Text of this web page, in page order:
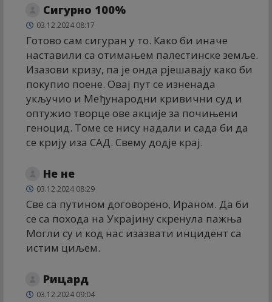
Сигурно 100%
03.12.2024 08:17
Готово сам сигуран у то. Како би иначе
наставили са отимањем палестинске земље.
Изазови кризу, па је онда рјешавају како би
покупио поене. Овај пут се изненада
укључио и Међународни кривични суд и
оптужио творце ове акције за почињени
геноцид. Томе се нису надали и сада би да
се крију иза САД. Свему додје крај.
Не не
03.12.2024 08:29
Све са путином договорено, Ираном. Да би
се са похода на Украјину скренула пажња
Могли су и код нас изазвати инцидент са
истим циљем.
Рицард
03.12.2024 09:04